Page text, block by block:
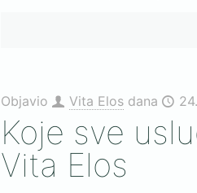
Objavio Vita Elos dana
Koje sve
Vita Elos